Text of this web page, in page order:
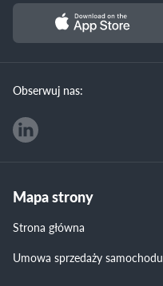
Obserwuj nas:
Mapa strony
Strona główna
Umowa sprzedaży samochodu